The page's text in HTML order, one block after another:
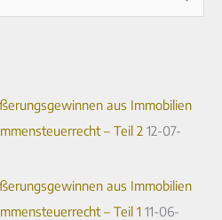
aus Immobilien
– Teil 2 12-07-
aus Immobilien
– Teil 1 11-06-